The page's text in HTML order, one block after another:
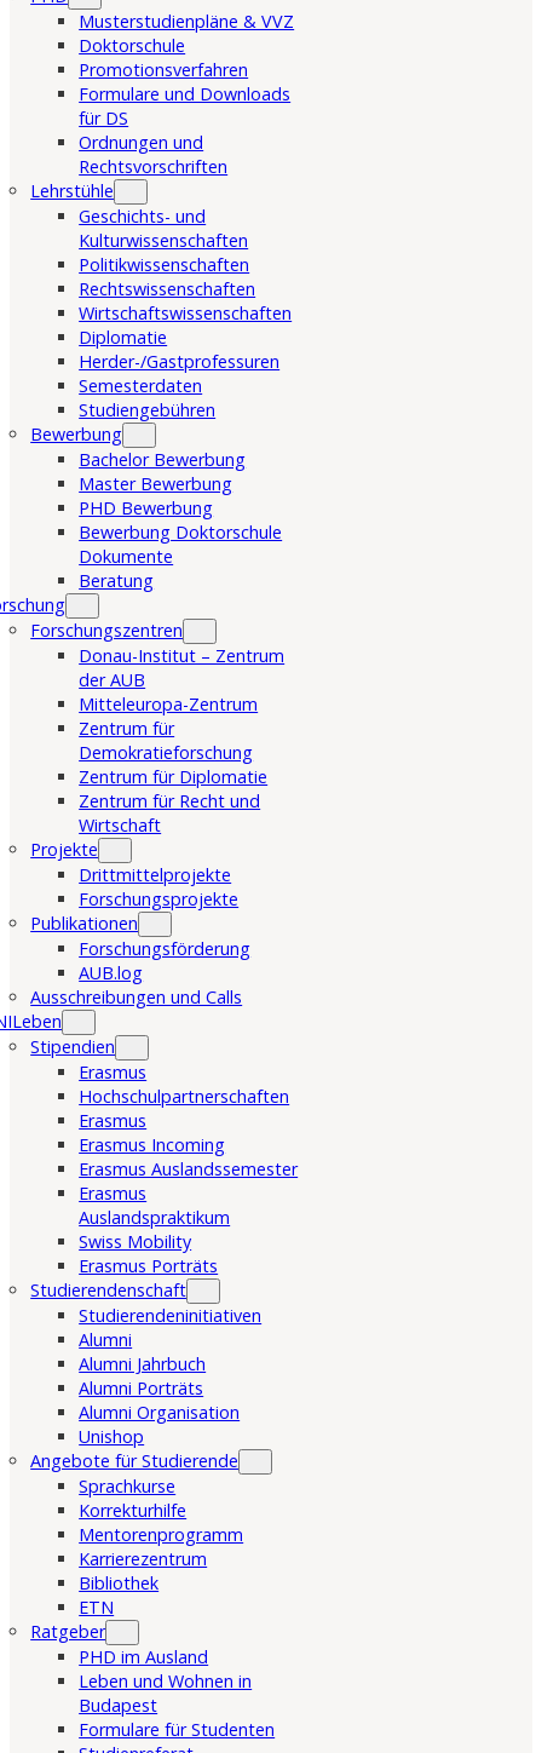
Musterstudienpläne & VVZ
Doktorschule
Promotionsverfahren
Formulare und Downloads
für DS
Ordnungen und
Rechtsvorschriften
Lehrstühle
Geschichts- und
Kulturwissenschaften
Politikwissenschaften
Rechtswissenschaften
Wirtschaftswissenschaften
Diplomatie
Herder-/Gastprofessuren
Semesterdaten
Studiengebühren
Bewerbung
Bachelor Bewerbung
Master Bewerbung
PHD Bewerbung
Bewerbung Doktorschule
Dokumente
Beratung
Forschungszentren
Donau-Institut – Zentrum
der AUB
Mitteleuropa-Zentrum
Zentrum für
Demokratieforschung
Zentrum für Diplomatie
Zentrum für Recht und
Wirtschaft
Projekte
Drittmittelprojekte
Forschungsprojekte
Publikationen
Forschungsförderung
AUB.log
Ausschreibungen und Calls
Stipendien
Erasmus
Hochschulpartnerschaften
Erasmus
Erasmus Incoming
Erasmus Auslandssemester
Erasmus
Auslandspraktikum
Swiss Mobility
Erasmus Porträts
Studierendenschaft
Studierendeninitiativen
Alumni
Alumni Jahrbuch
Alumni Porträts
Alumni Organisation
Unishop
Angebote für Studierende
Sprachkurse
Korrekturhilfe
Mentorenprogramm
Karrierezentrum
Bibliothek
ETN
Ratgeber
PHD im Ausland
Leben und Wohnen in
Budapest
Formulare für Studenten